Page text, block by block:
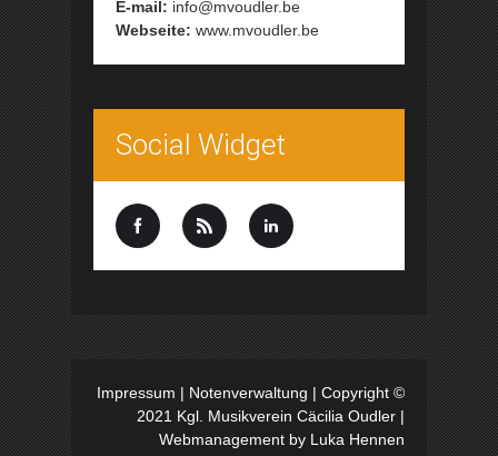
E-mail: info@mvoudler.be
Webseite: www.mvoudler.be
Social Widget
Impressum | Notenverwaltung | Copyright ©
2021 Kgl. Musikverein Cäcilia Oudler |
Webmanagement by Luka Hennen